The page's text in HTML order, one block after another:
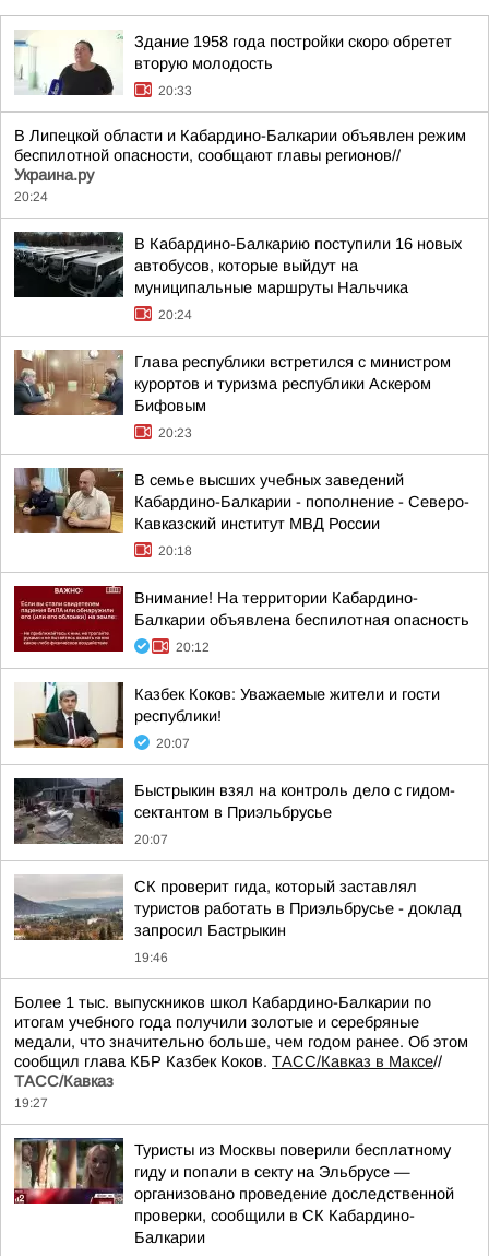
Здание 1958 года постройки скоро обретет
вторую молодость
20:33
В Липецкой области и Кабардино-Балкарии объявлен режим
беспилотной опасности, сообщают главы регионов//
Украина.ру
20:24
В Кабардино-Балкарию поступили 16 новых
автобусов, которые выйдут на
муниципальные маршруты Нальчика
20:24
Глава республики встретился с министром
курортов и туризма республики Аскером
Бифовым
20:23
В семье высших учебных заведений
Кабардино-Балкарии - пополнение - Северо-
Кавказский институт МВД России
20:18
Внимание! На территории Кабардино-
Балкарии объявлена беспилотная опасность
20:12
Казбек Коков: Уважаемые жители и гости
республики!
20:07
Быстрыкин взял на контроль дело с гидом-
сектантом в Приэльбрусье
20:07
СК проверит гида, который заставлял
туристов работать в Приэльбрусье - доклад
запросил Бастрыкин
19:46
Более 1 тыс. выпускников школ Кабардино-Балкарии по
итогам учебного года получили золотые и серебряные
медали, что значительно больше, чем годом ранее. Об этом
сообщил глава КБР Казбек Коков. ТАСС/Кавказ в Максе//
ТАСС/Кавказ
19:27
Туристы из Москвы поверили бесплатному
гиду и попали в секту на Эльбрусе —
организовано проведение доследственной
проверки, сообщили в СК Кабардино-
Балкарии